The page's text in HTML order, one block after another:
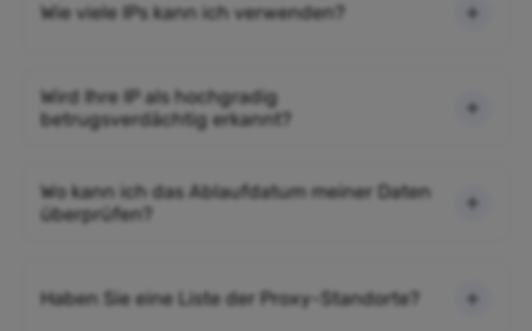
Wie viele IPs kann ich verwenden?
Wird Ihre IP als hochgradig
betrugsverdächtig erkannt?
Wo kann ich das Ablaufdatum meiner Daten
überprüfen?
Haben Sie eine Liste der Proxy-Standorte?